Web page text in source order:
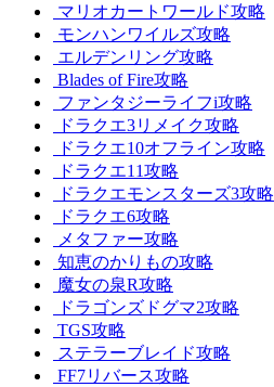
マリオカートワールド攻略
モンハンワイルズ攻略
エルデンリング攻略
Blades of Fire攻略
ファンタジーライフi攻略
ドラクエ3リメイク攻略
ドラクエ10オフライン攻略
ドラクエ11攻略
ドラクエモンスターズ3攻略
ドラクエ6攻略
メタファー攻略
知恵のかりもの攻略
魔女の泉R攻略
ドラゴンズドグマ2攻略
TGS攻略
ステラーブレイド攻略
FF7リバース攻略